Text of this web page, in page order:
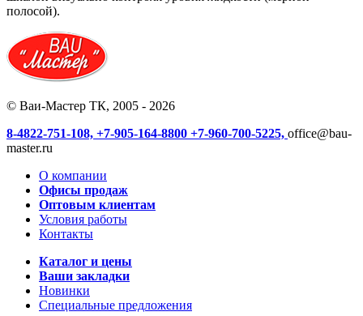
полосой).
© Ваи-Мастер ТК, 2005 - 2026
8-4822-751-108, +7-905-164-8800 +7-960-700-5225, office@bau-
master.ru
О компании
Офисы продаж
Оптовым клиентам
Условия работы
Контакты
Каталог и цены
Ваши закладки
Новинки
Специальные предложения